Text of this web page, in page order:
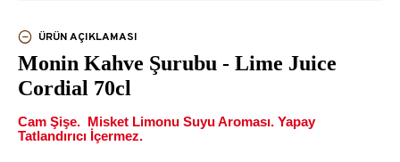
ÜRÜN AÇIKLAMASI
Monin Kahve Şurubu - Lime Juice
Cordial 70cl
Cam Şişe. Misket Limonu Suyu Aroması. Yapay
Tatlandırıcı İçermez.